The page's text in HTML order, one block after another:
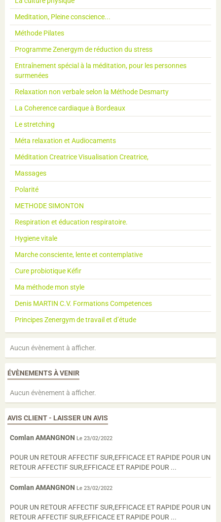
Meditation, Pleine conscience...
Méthode Pilates
Programme Zenergym de réduction du stress
Entraînement spécial à la méditation, pour les personnes
surmenées
Relaxation non verbale selon la Méthode Desmarty
La Coherence cardiaque à Bordeaux
Le stretching
Méta relaxation et Audiocaments
Méditation Creatrice Visualisation Creatrice,
Massages
Polarité
METHODE SIMONTON
Respiration et éducation respiratoire.
Hygiene vitale
Marche consciente, lente et contemplative
Cure probiotique Kéfir
Ma méthode mon style
Denis MARTIN C.V. Formations Competences
Principes Zenergym de travail et d’étude
Aucun évènement à afficher.
ÉVÈNEMENTS À VENIR
Aucun évènement à afficher.
AVIS CLIENT - LAISSER UN AVIS
Comlan AMANGNON Le 23/02/2022
POUR UN RETOUR AFFECTIF SUR,EFFICACE ET RAPIDE POUR UN
RETOUR AFFECTIF SUR,EFFICACE ET RAPIDE POUR ...
Comlan AMANGNON Le 23/02/2022
POUR UN RETOUR AFFECTIF SUR,EFFICACE ET RAPIDE POUR UN
RETOUR AFFECTIF SUR,EFFICACE ET RAPIDE POUR ...